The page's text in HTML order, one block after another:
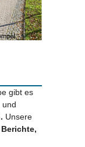
gibt es
und
Unsere
Berichte,